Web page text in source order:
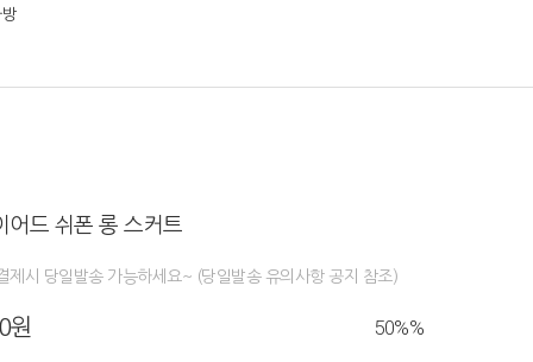
어드 쉬폰 롱 스커트
제시 당일발송 가능하세요~ (당일발송 유의사항 공지 참조)
원 50%%